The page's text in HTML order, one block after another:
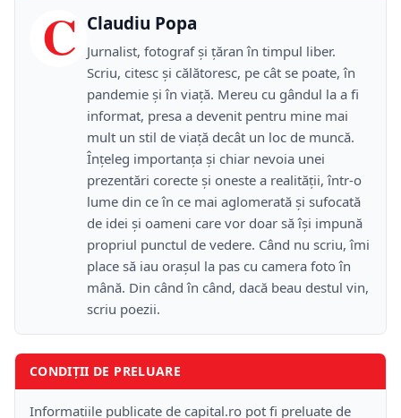
C Claudiu Popa
Jurnalist, fotograf și țăran în timpul liber.
Scriu, citesc și călătoresc, pe cât se poate, în
pandemie și în viață. Mereu cu gândul la a fi
informat, presa a devenit pentru mine mai
mult un stil de viață decât un loc de muncă.
Înțeleg importanța și chiar nevoia unei
prezentări corecte și oneste a realității, într-o
lume din ce în ce mai aglomerată și sufocată
de idei și oameni care vor doar să își impună
propriul punctul de vedere. Când nu scriu, îmi
place să iau orașul la pas cu camera foto în
mână. Din când în când, dacă beau destul vin,
scriu poezii.
CONDIȚII DE PRELUARE
Informațiile publicate de capital.ro pot fi preluate de